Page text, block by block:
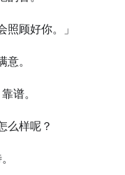
照顾好你。」
。
谱。
么样呢？